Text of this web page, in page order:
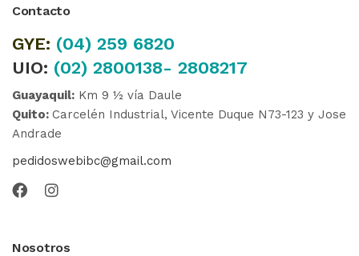
Contacto
GYE: (04) 259 6820
UIO: (02) 2800138- 2808217
Guayaquil: Km 9 ½ vía Daule
Quito: Carcelén Industrial, Vicente Duque N73-123 y Jose
Andrade
pedidoswebibc@gmail.com
Nosotros